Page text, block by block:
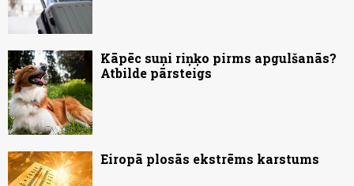
Kāpēc suņi riņķo pirms apgulšanās?
Atbilde pārsteigs
Eiropā plosās ekstrēms karstums